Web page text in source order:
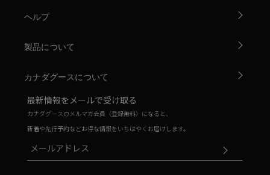
ヘルプ
製品について
カナダグースについて
最新情報をメールで受け取る
カナダグースのメルマガ会員（登録無料）になると、
新着や先行予約などお得な情報をいちはやくお届けします。